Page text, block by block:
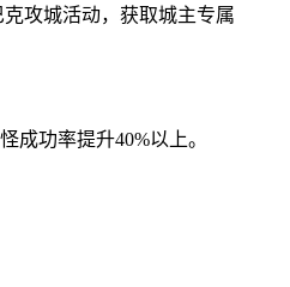
攻城活动，获取城主专属
成功率提升40%以上。